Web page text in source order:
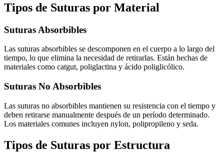
Tipos de Suturas por Material
Suturas Absorbibles
Las suturas absorbibles se descomponen en el cuerpo a lo largo del
tiempo, lo que elimina la necesidad de retirarlas. Están hechas de
materiales como catgut, poliglactina y ácido poliglicólico.
Suturas No Absorbibles
Las suturas no absorbibles mantienen su resistencia con el tiempo y
deben retirarse manualmente después de un período determinado.
Los materiales comunes incluyen nylon, polipropileno y seda.
Tipos de Suturas por Estructura